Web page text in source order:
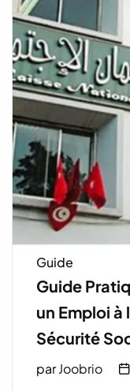
Guide
Guide
un Emploi à
Sécurité
parJoobrio